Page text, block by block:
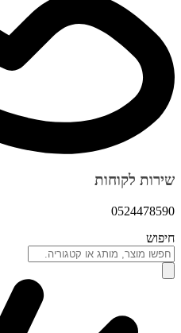
שירות לקוחות
0524478590
חיפוש